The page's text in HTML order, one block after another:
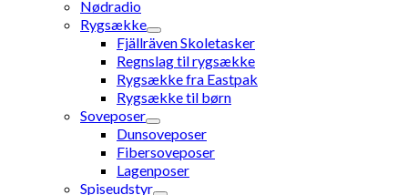
Nødradio
Rygsække
Fjällräven Skoletasker
Regnslag til rygsække
Rygsække fra Eastpak
Rygsække til børn
Soveposer
Dunsoveposer
Fibersoveposer
Lagenposer
Spiseudstyr